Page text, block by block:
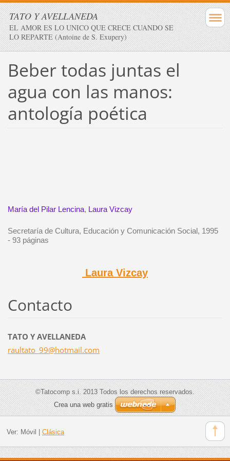
TATO Y AVELLANEDA
EL AMOR ES LO UNICO QUE CRECE CUANDO SE
LO REPARTE (Antoine de S. Exupery)
Beber todas juntas el
agua con las manos:
antología poética
María del Pilar Lencina, Laura Vizcay
Secretaría de Cultura, Educación y Comunicación Social, 1995
- 93 páginas
Laura Vizcay
Contacto
TATO Y AVELLANEDA
raultato_99@hotmail.com
©Tatocomp s.i. 2013 Todos los derechos reservados.
Crea una web gratis
Ver: Móvil Clásica